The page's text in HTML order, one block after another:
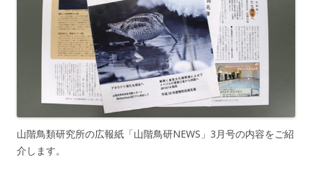
山階鳥類研究所の広報紙「山階鳥研NEWS」3月号の内容をご紹
介します。